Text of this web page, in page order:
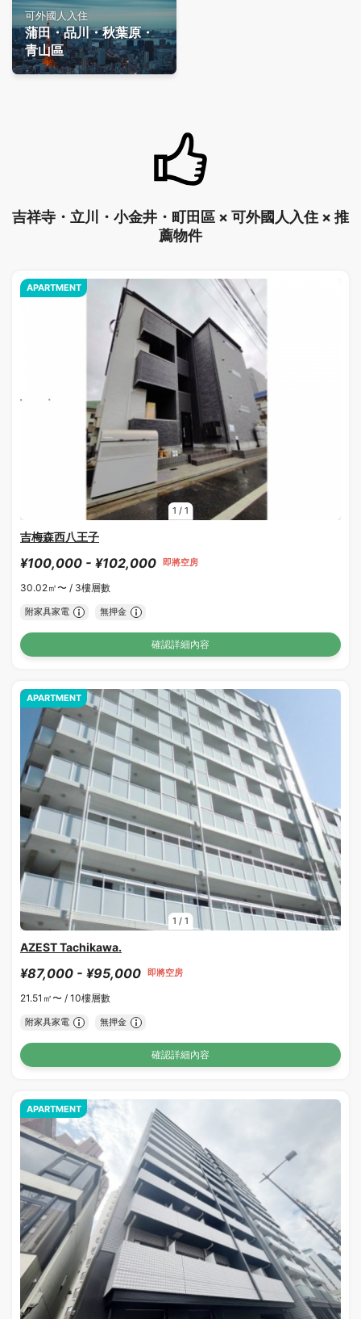
可外國人入住
蒲田・品川・秋葉原・
青山區
吉祥寺・立川・小金井・町田區 × 可外國人入住 × 推
薦物件
1 / 1
APARTMENT
吉梅森西八王子
¥100,000 - ¥102,000 即將空房
30.02㎡〜 / 3樓層數
附家具家電 無押金
確認詳細內容
1 / 1
APARTMENT
AZEST Tachikawa.
¥87,000 - ¥95,000 即將空房
21.51㎡〜 / 10樓層數
附家具家電 無押金
確認詳細內容
APARTMENT